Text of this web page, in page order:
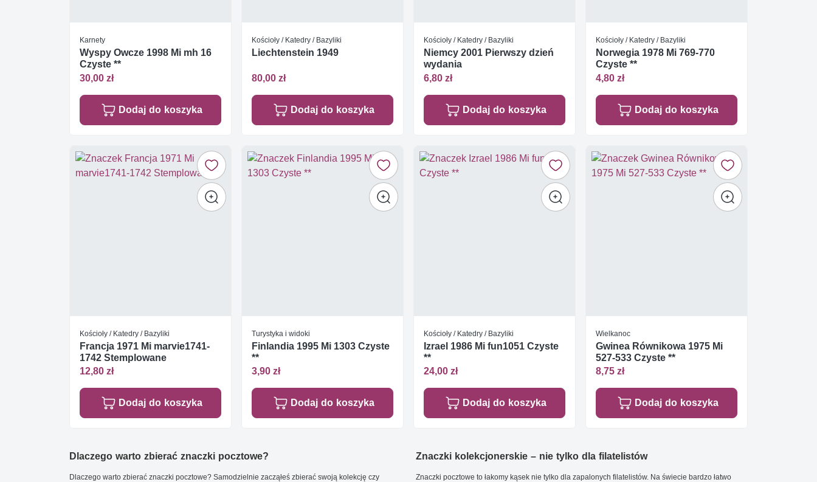
Karnety
Wyspy Owcze 1998 Mi mh 16
Czyste **
30,00 zł
Dodaj do koszyka
Kościoły / Katedry / Bazyliki
Liechtenstein 1949
80,00 zł
Dodaj do koszyka
Kościoły / Katedry / Bazyliki
Niemcy 2001 Pierwszy dzień
wydania
6,80 zł
Dodaj do koszyka
Kościoły / Katedry / Bazyliki
Norwegia 1978 Mi 769-770
Czyste **
4,80 zł
Dodaj do koszyka
Kościoły / Katedry / Bazyliki
Francja 1971 Mi marvie1741-
1742 Stemplowane
12,80 zł
Dodaj do koszyka
Turystyka i widoki
Finlandia 1995 Mi 1303 Czyste
**
3,90 zł
Dodaj do koszyka
Kościoły / Katedry / Bazyliki
Izrael 1986 Mi fun1051 Czyste
**
24,00 zł
Dodaj do koszyka
Wielkanoc
Gwinea Równikowa 1975 Mi
527-533 Czyste **
8,75 zł
Dodaj do koszyka
Dlaczego warto zbierać znaczki pocztowe?
Dlaczego warto zbierać znaczki pocztowe? Samodzielnie zacząłeś zbierać swoją kolekcję czy
Znaczki kolekcjonerskie – nie tylko dla filatelistów
Znaczki pocztowe to łakomy kąsek nie tylko dla zapalonych filatelistów. Na świecie bardzo łatwo